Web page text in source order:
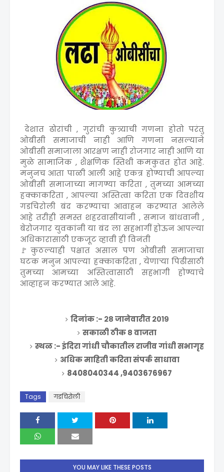
देशात ढोरांची , गुरांची कुत्र्याची गणना होतो परंतु
ओबीसी समाजाची नाही आणि गणना नसल्याने
ओबीसी समाजाला आरक्षण नाही रोजगार नाही आणि या
मुळे सामाजिक , शैक्षणिक स्तिथी कमकुवत होत आहे.
मनुनच आता पाळी आली आहे एकत्र होण्याची आपल्या
ओबीसी समाजाच्या मागण्या करिता , तुमच्या आमच्या
हक्काकरिता , आपल्या अस्तित्वा करिता एक दिवशीय
गडचिरोली बंद करण्याचा आवाहन करण्यात आलेले
आहे तरीही समस्त शहरवासीयांनी , समाज बांधवानी ,
बेरोजगार युवकांनी या बंद ला सहभागीं होऊन आपल्या
अधिकारासाठी एकजूट व्हावी ही विनंती
🚩कुठल्याही पक्षात असाल पण ओबीसी समाजाचा
घटक मनुन आपल्या हक्काकरिता , येणाऱ्या पिढीसाठी
तुमच्या आमच्या अस्तित्वासाठी सहभागी होण्याचे
आव्हाहन करण्यात आले आहे.
दिनांक :- २८ जानेवारीत २०१९
सकाळी ठीक ८ वाजता
स्थळ :- इंदिरा गांधी चौकातील राजीव गांधी सभागृह
अधिक माहिती करिता संपर्क साधावा
8408040344 ,9403676967
Tags गडचिरोली
YOU MAY LIKE THESE POSTS